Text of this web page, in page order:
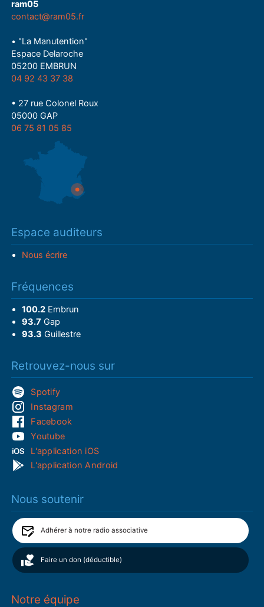
ram05
contact@ram05.fr
• "La Manutention"
Espace Delaroche
05200 EMBRUN
04 92 43 37 38
• 27 rue Colonel Roux
05000 GAP
06 75 81 05 85
Espace auditeurs
Nous écrire
Fréquences
100.2Embrun
93.7 Gap
93.3 Guillestre
Retrouvez-nous sur
Spotify
Instagram
Facebook
Youtube
L'application iOS
L'application Android
Nous soutenir
Adhérer à notre radio associative
Faire un don (déductible)
Notre équipe